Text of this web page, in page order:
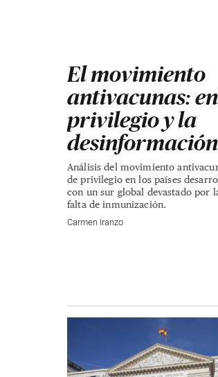
El movimiento
antivacunas:
privilegio y la
desinformación
Análisis del movimiento
de privilegio en los países
con un sur global devastado por
falta de inmunización.
Carmen Iranzo